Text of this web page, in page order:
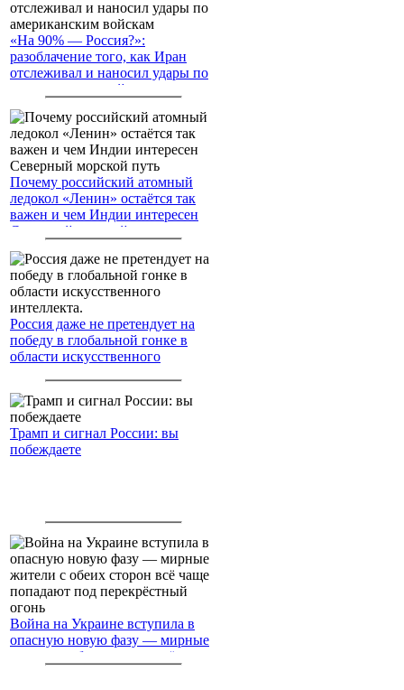
«На 90% — Россия?»:
разоблачение того, как Иран
отслеживал и наносил удары по
американским войскам
Почему российский атомный
ледокол «Ленин» остаётся так
важен и чем Индии интересен
Северный морской путь
Россия даже не претендует на
победу в глобальной гонке в
области искусственного
Трамп и сигнал России: вы
побеждаете
Война на Украине вступила в
опасную новую фазу — мирные
жители с обеих сторон всё чаще